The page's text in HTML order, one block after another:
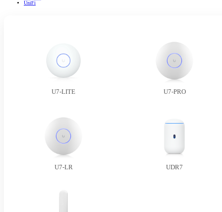
UniFi
U7-LITE U7-PRO
U7-LR UDR7